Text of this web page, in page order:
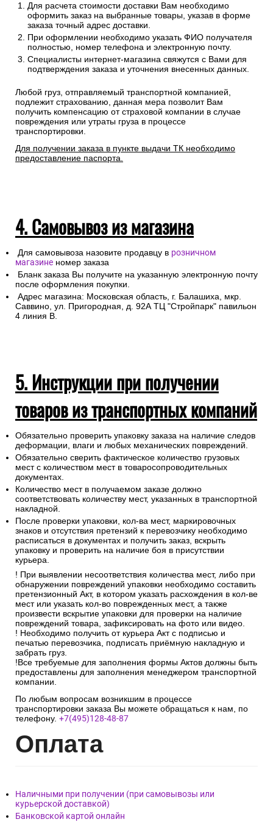
Для расчета стоимости доставки Вам необходимо
оформить заказ на выбранные товары, указав в форме
заказа точный адрес доставки.
При оформлении необходимо указать ФИО получателя
полностью, номер телефона и электронную почту.
Специалисты интернет-магазина свяжутся с Вами для
подтверждения заказа и уточнения внесенных данных.
Любой груз, отправляемый транспортной компанией,
подлежит страхованию, данная мера позволит Вам
получить компенсацию от страховой компании в случае
повреждения или утраты груза в процессе
транспортировки.
Для получении заказа в пункте выдачи ТК необходимо
предоставление паспорта.
4. Самовывоз из магазина
Для самовывоза назовите продавцу в розничном
магазине номер заказа
Бланк заказа Вы получите на указанную электронную почту
после оформления покупки.
Адрес магазина: Московская область, г. Балашиха, мкр.
Саввино, ул. Пригородная, д. 92А ТЦ "Стройпарк" павильон
4 линия В.
5. Инструкции при получении
товаров из транспортных компаний
Обязательно проверить упаковку заказа на наличие следов
деформации, влаги и любых механических повреждений.
Обязательно сверить фактическое количество грузовых
мест с количеством мест в товаросопроводительных
документах.
Количество мест в получаемом заказе должно
соответствовать количеству мест, указанных в транспортной
накладной.
После проверки упаковки, кол-ва мест, маркировочных
знаков и отсутствия претензий к перевозчику необходимо
расписаться в документах и получить заказ, вскрыть
упаковку и проверить на наличие боя в присутствии
курьера.
! При выявлении несоответствия количества мест, либо при
обнаружении повреждений упаковки необходимо составить
претензионный Акт, в котором указать расхождения в кол-ве
мест или указать кол-во поврежденных мест, а также
произвести вскрытие упаковки для проверки на наличие
повреждений товара, зафиксировать на фото или видео.
! Необходимо получить от курьера Акт с подписью и
печатью перевозчика, подписать приёмную накладную и
забрать груз.
!Все требуемые для заполнения формы Актов должны быть
предоставлены для заполнения менеджером транспортной
компании.
По любым вопросам возникшим в процессе
транспортировки заказа Вы можете обращаться к нам, по
телефону. +7(495)128-48-87
Оплата
Наличными при получении (при самовывозы или
курьерской доставкой)
Банковской картой онлайн